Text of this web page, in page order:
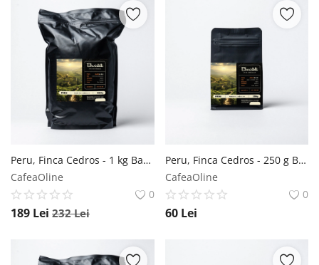
Peru, Finca Cedros - 1 kg Baristelli
CafeaOline
0
189 Lei 232Lei
Peru, Finca Cedros - 250 g Baristelli
CafeaOline
0
60 Lei